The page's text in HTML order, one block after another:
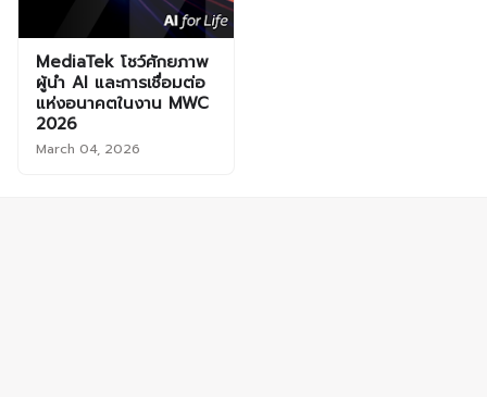
MediaTek โชว์ศักยภาพ
ผู้นำ AI และการเชื่อมต่อ
แห่งอนาคตในงาน MWC
2026
March 04, 2026